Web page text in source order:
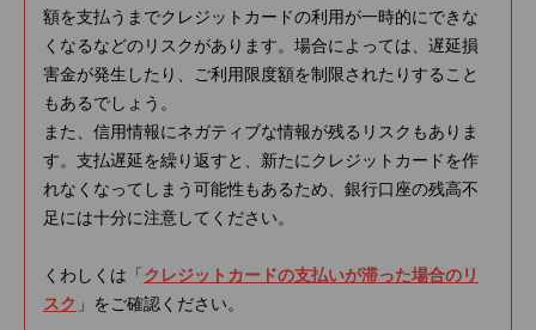
額を支払うまでクレジットカードの利用が一時的にできな
くなるなどのリスクがあります。場合によっては、遅延損
害金が発生したり、ご利用限度額を制限されたりすること
もあるでしょう。
また、信用情報にネガティブな情報が残るリスクもありま
す。支払遅延を繰り返すと、新たにクレジットカードを作
れなくなってしまう可能性もあるため、銀行口座の残高不
足には十分に注意してください。
くわしくは「 クレジットカードの支払いが滞った場合のリ
スク 」をご確認ください。